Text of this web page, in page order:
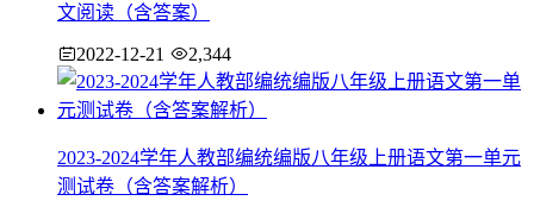
文阅读（含答案）
2022-12-21 2,344
2023-2024学年人教部编统编版八年级上册语文第一单元
测试卷（含答案解析）